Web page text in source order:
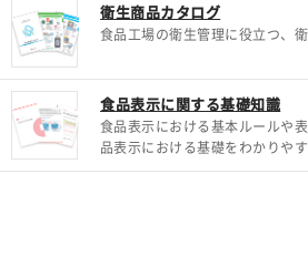
衛生商品カタログ
食品工場の衛生管理に役立つ、
食品表示に関する基礎知識
食品表示における基本ルールや
品表示における基礎をわかりやす